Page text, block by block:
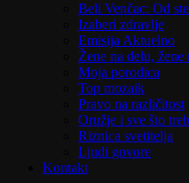
Beli Venčac: Od
Izaberi zdravlje
Emisija Aktuelno
Žene na delu, žene
Moja porodica
Top mozaik
Pravo na različitost
Oružje i sve što
Riznica svetitelja
Ljudi govore
Kontakt